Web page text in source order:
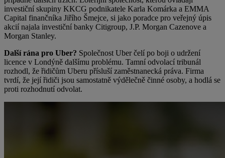
investiční skupiny KKCG podnikatele Karla Komárka a EMMA
Capital finančníka Jiřího Šmejce, si jako poradce pro veřejný úpis
akcií najala investiční banky Citigroup, J.P. Morgan Cazenove a
Morgan Stanley.
Další rána pro Uber? Společnost Uber čelí po boji o udržení
licence v Londýně dalšímu problému. Tamní odvolací tribunál
rozhodl, že řidičům Uberu přísluší zaměstnanecká práva. Firma
tvrdí, že její řidiči jsou samostatně výdělečně činné osoby, a hodlá se
proti rozhodnutí odvolat.